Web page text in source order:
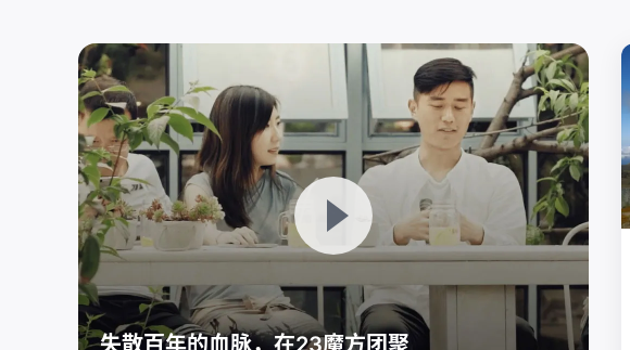
失散百年的血脉，在23魔方团聚